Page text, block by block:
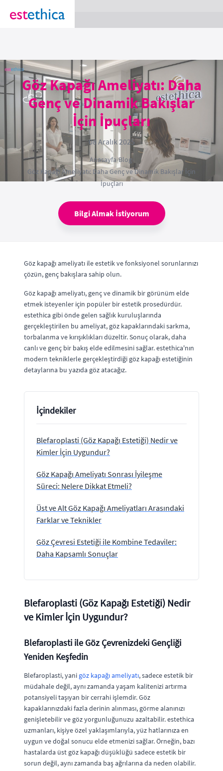
section Service {
Göz Kapağı Ameliyatı: Daha
Genç ve Dinamik Bakışlar
İçin İpuçları
08 Aralık 2025
Anasayfa›Blog›
Göz Kapağı Ameliyatı: Daha Genç ve Dinamik Bakışlar İçin
İpuçları
Bilgi Almak İstiyorum
Göz kapağı ameliyatı ile estetik ve fonksiyonel sorunlarınızı
çözün, genç bakışlara sahip olun.
Göz kapağı ameliyatı, genç ve dinamik bir görünüm elde
etmek isteyenler için popüler bir estetik prosedürdür.
estethica gibi önde gelen sağlık kuruluşlarında
gerçekleştirilen bu ameliyat, göz kapaklarındaki sarkma,
torbalanma ve kırışıklıkları düzeltir. Sonuç olarak, daha
canlı ve genç bir bakış elde edilmesini sağlar. estethica'nın
modern tekniklerle gerçekleştirdiği göz kapağı estetiğinin
detaylarına bu yazıda göz atacağız.
İçindekiler
Blefaroplasti (Göz Kapağı Estetiği) Nedir ve
Kimler İçin Uygundur?
Göz Kapağı Ameliyatı Sonrası İyileşme
Süreci: Nelere Dikkat Etmeli?
Üst ve Alt Göz Kapağı Ameliyatları Arasındaki
Farklar ve Teknikler
Göz Çevresi Estetiği ile Kombine Tedaviler:
Daha Kapsamlı Sonuçlar
Blefaroplasti (Göz Kapağı Estetiği) Nedir
ve Kimler İçin Uygundur?
Blefaroplasti ile Göz Çevrenizdeki Gençliği
Yeniden Keşfedin
Blefaroplasti, yani göz kapağı ameliyatı, sadece estetik bir
müdahale değil, aynı zamanda yaşam kalitenizi artırma
potansiyeli taşıyan bir cerrahi işlemdir. Göz
kapaklarınızdaki fazla derinin alınması, görme alanınızı
genişletebilir ve göz yorgunluğunuzu azaltabilir. estethica
uzmanları, kişiye özel yaklaşımlarıyla, yüz hatlarınıza en
uygun ve doğal sonucu elde etmenizi sağlar. Örneğin, bazı
hastalarda üst göz kapağı düşüklüğü sadece estetik bir
sorun değil, aynı zamanda baş ağrılarına da neden olabilir.